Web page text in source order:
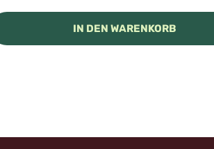
IN DEN WARENKORB